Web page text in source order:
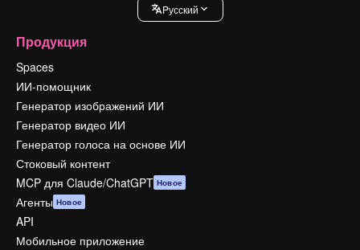
Pусский
Продукция
Spaces
ИИ-помощник
Генератор изображений ИИ
Генератор видео ИИ
Генератор голоса на основе ИИ
Стоковый контент
MCP для Claude/ChatGPT Новое
Агенты Новое
API
Мобильное приложение